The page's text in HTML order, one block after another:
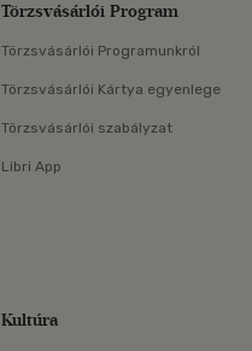
Törzsvásárlói Program
Törzsvásárlói Programunkról
Törzsvásárlói Kártya egyenlege
Törzsvásárlói szabályzat
Libri App
Kultúra